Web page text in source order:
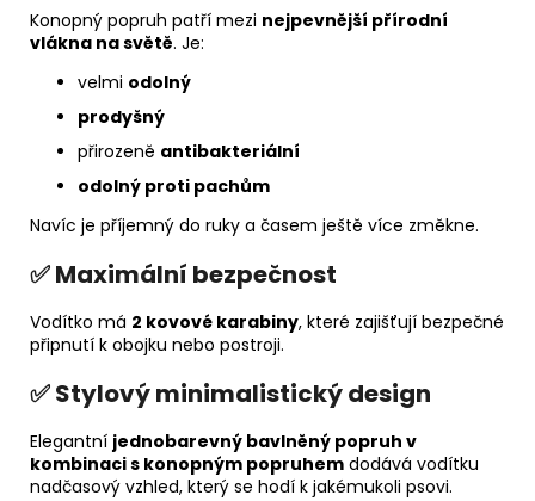
Konopný popruh patří mezi nejpevnější přírodní
vlákna na světě. Je:
velmi odolný
prodyšný
přirozeně antibakteriální
odolný proti pachům
Navíc je příjemný do ruky a časem ještě více změkne.
✅ Maximální bezpečnost
Vodítko má 2 kovové karabiny, které zajišťují bezpečné
připnutí k obojku nebo postroji.
✅ Stylový minimalistický design
Elegantní jednobarevný bavlněný popruh v
kombinaci s konopným popruhem dodává vodítku
nadčasový vzhled, který se hodí k jakémukoli psovi.